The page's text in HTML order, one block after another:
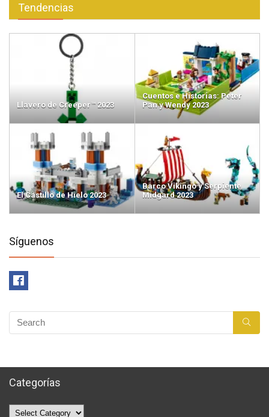
Tendencias
Llavero de Creeper™ 2023
Cuentos e Historias: Peter
Pan y Wendy 2023
El Castillo de Hielo 2023
Barco Vikingo y Serpiente
Midgard 2023
Síguenos
Categorías
Categorías